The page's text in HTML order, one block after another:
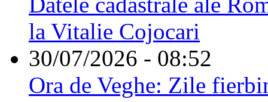
la Vitalie Cojocari
30/07/2026 - 08:52
Ora de Veghe: Zile